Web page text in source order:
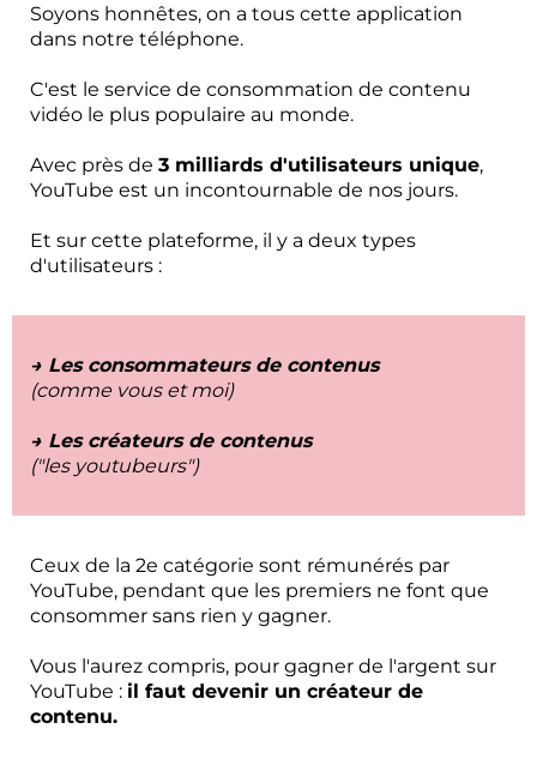
Soyons honnêtes, on a tous cette application
dans notre téléphone.
C'est le service de consommation de contenu
vidéo le plus populaire au monde.
Avec près de 3 milliards d'utilisateurs unique,
YouTube est un incontournable de nos jours.
Et sur cette plateforme, il y a deux types
d'utilisateurs :
→ Les consommateurs de contenus
(comme vous et moi)
→ Les créateurs de contenus
("les youtubeurs")
Ceux de la 2e catégorie sont rémunérés par
YouTube, pendant que les premiers ne font que
consommer sans rien y gagner.
Vous l'aurez compris, pour gagner de l'argent sur
YouTube : il faut devenir un créateur de
contenu.